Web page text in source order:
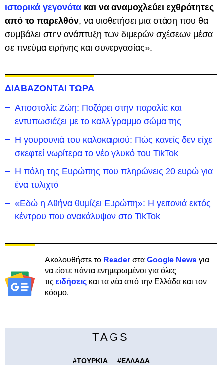
ιστορικά γεγονότα και να αναμοχλεύει εχθρότητες
από το παρελθόν, να υιοθετήσει μια στάση που θα
συμβάλει στην ανάπτυξη των διμερών σχέσεων μέσα
σε πνεύμα ειρήνης και συνεργασίας».
ΔΙΑΒΑΖΟΝΤΑΙ ΤΩΡΑ
Αποστολία Ζώη: Ποζάρει στην παραλία και
εντυπωσιάζει με το καλλίγραμμο σώμα της
Η γουρουνιά του καλοκαιριού: Πώς κανείς δεν είχε
σκεφτεί νωρίτερα το νέο γλυκό του TikTok
Η πόλη της Ευρώπης που πληρώνεις 20 ευρώ για
ένα τυλιχτό
«Εδώ η Αθήνα θυμίζει Ευρώπη»: H γειτονιά εκτός
κέντρου που ανακάλυψαν στο TikTok
Ακολουθήστε το Reader στα Google News για
να είστε πάντα ενημερωμένοι για όλες
τις ειδήσεις και τα νέα από την Ελλάδα και τον
κόσμο.
TAGS
#ΤΟΥΡΚΙΑ #ΕΛΛΑΔΑ